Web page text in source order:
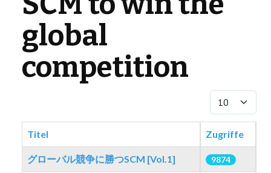
E-LEARNING
WEBINAR
ONLINE HELP
COMPANY
CONTACT US
global
competition
Anzeige #
Titel Zugriffe
グローバル競争に勝つSCM [Vol.1] 9874